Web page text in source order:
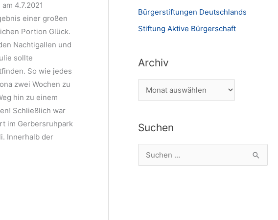
4.7.2021
einer großen
Portion Glück.
Nachtigallen und
sollte
So wie jedes
zwei Wochen zu
hin zu einem
Schließlich war
im Gerbersruhpark
Innerhalb der
Bürgerstiftungen Deutschlands
Stiftung Aktive Bürgerschaft
Archiv
r
h
i
Suchen
u